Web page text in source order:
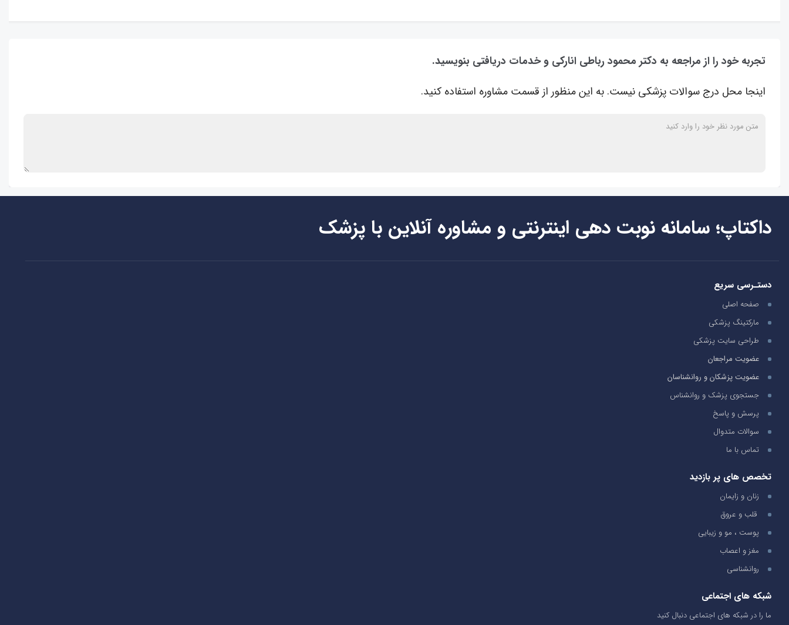
تجربه خود را از مراجعه به دکتر محمود رباطی انارکی و خدمات دریافتی بنویسید.
اینجا محل درج سوالات پزشکی نیست. به این منظور از قسمت مشاوره استفاده کنید.
داکتاپ؛ سامانه نوبت دهی اینترنتی و مشاوره آنلاین با پزشک
دستـرسی سریع
صفحه اصلی
مارکتینگ پزشکی
طراحی سایت پزشکی
عضویت مراجعان
عضویت پزشکان و روانشناسان
جستجوی پزشک و روانشناس
پرسش و پاسخ
سوالات متدوال
تماس با ما
تخصص های پر بازدید
زنان و زایمان
قلب و عروق
پوست ، مو و زیبایی
مغز و اعصاب
روانشناسی
شبکه های اجتماعی
ما را در شبکه های اجتماعی دنبال کنید